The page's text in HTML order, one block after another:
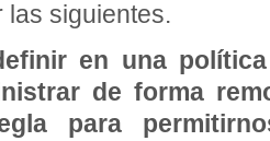
las siguientes.
en una
de forma
para